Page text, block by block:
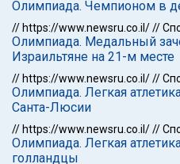
Олимпиада. Чемпионом в
// https://www.newsru.co.il///
Олимпиада. Медальный
Израильтяне на 21-м месте
// https://www.newsru.co.il///
Олимпиада. Легкая
Санта-Люсии
// https://www.newsru.co.il///
Олимпиада. Легкая
голландцы